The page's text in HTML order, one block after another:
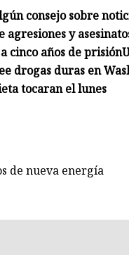
consejo sobre
agresiones y
cinco años de prisión
drogas duras en
tocaran el lunes
de nueva energía